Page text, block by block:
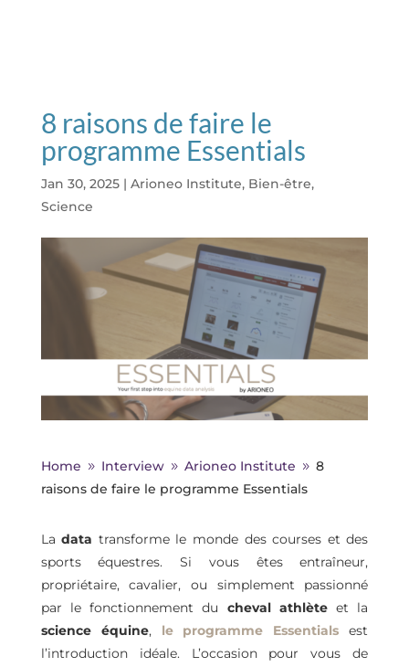
8 raisons de faire le
programme Essentials
Jan 30, 2025| Arioneo Institute, Bien-être,
Science
Home 9 Interview 9 Arioneo Institute 9 8
raisons de faire le programme Essentials
Ladata transforme le monde des courses et des
sports équestres. Si vous êtes entraîneur,
propriétaire, cavalier, ou simplement passionné
par le fonctionnement du cheval athlèteet la
science équine, le programme Essentials est
l’introduction idéale. L’occasion pour vous de